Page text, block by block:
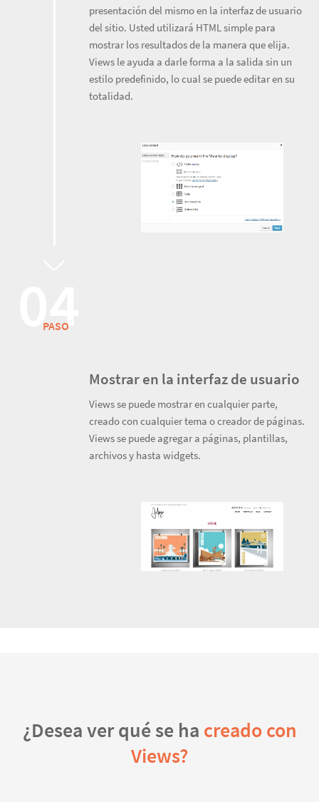
presentación del mismo en la interfaz de usuario
del sitio. Usted utilizará HTML simple para
mostrar los resultados de la manera que elija.
Views le ayuda a darle forma a la salida sin un
estilo predefinido, lo cual se puede editar en su
totalidad.
PASO
Mostrar en la interfaz de usuario
Views se puede mostrar en cualquier parte,
creado con cualquier tema o creador de páginas.
Views se puede agregar a páginas, plantillas,
archivos y hasta widgets.
¿Desea ver qué se ha creado con
Views?